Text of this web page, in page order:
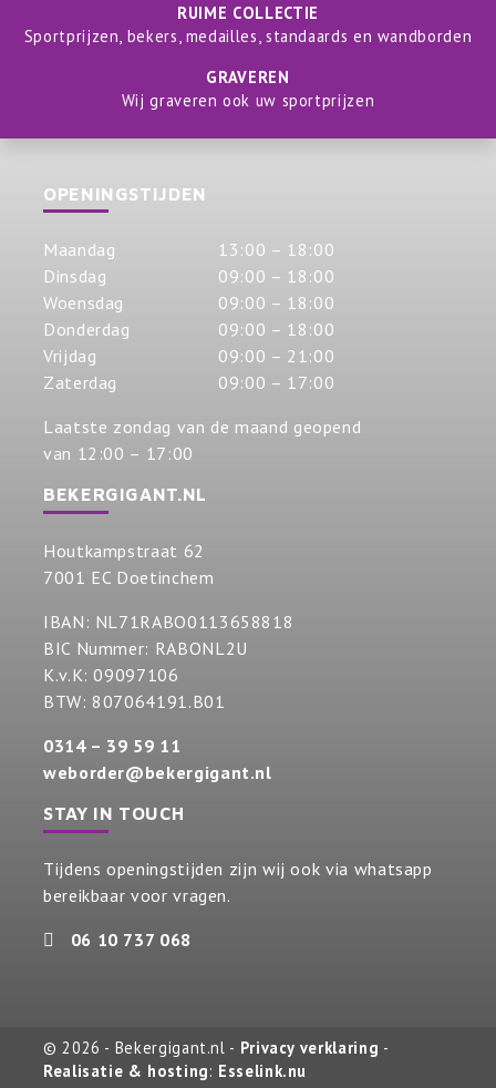
RUIME COLLECTIE
Sportprijzen, bekers, medailles, standaards en wandborden
GRAVEREN
Wij graveren ook uw sportprijzen
OPENINGSTIJDEN
Maandag
13:00 – 18:00
Dinsdag
09:00 – 18:00
Woensdag
09:00 – 18:00
Donderdag
09:00 – 18:00
Vrijdag
09:00 – 21:00
Zaterdag
09:00 – 17:00
Laatste zondag van de maand geopend
van 12:00 – 17:00
BEKERGIGANT.NL
Houtkampstraat 62
7001 EC Doetinchem
IBAN: NL71RABO0113658818
BIC Nummer: RABONL2U
K.v.K: 09097106
BTW: 807064191.B01
0314 – 39 59 11
weborder@bekergigant.nl
STAY IN TOUCH
Tijdens openingstijden zijn wij ook via whatsapp
bereikbaar voor vragen.
06 10 737 068
© 2026 - Bekergigant.nl - Privacy verklaring -
Realisatie & hosting: Esselink.nu